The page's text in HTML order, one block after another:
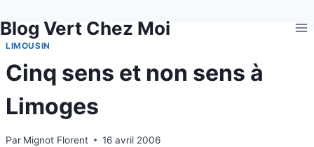
au
contenu
Blog Vert Chez Moi
LIMOUSIN
Cinq sens et non sens à
Limoges
Par Mignot Florent 16 avril 2006